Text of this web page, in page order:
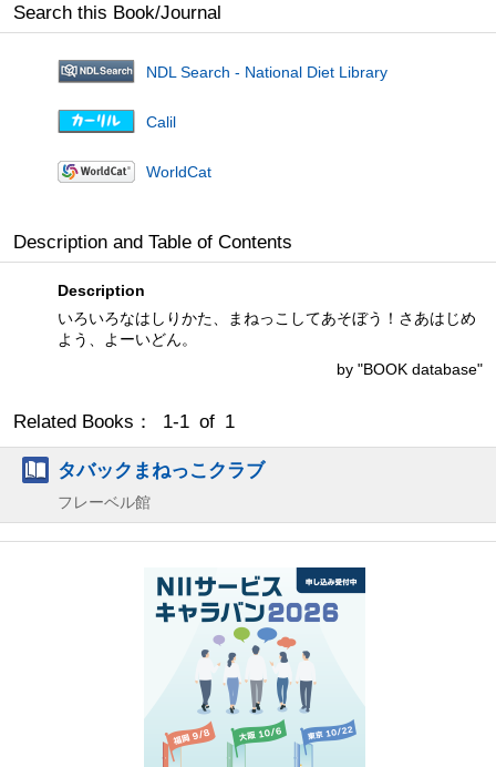
Search this Book/Journal
NDL Search - National Diet Library
Calil
WorldCat
Description and Table of Contents
Description
いろいろなはしりかた、まねっこしてあそぼう！さあはじめ
よう、よーいどん。
by "BOOK database"
Related Books： 1-1 of 1
タバックまねっこクラブ
フレーベル館